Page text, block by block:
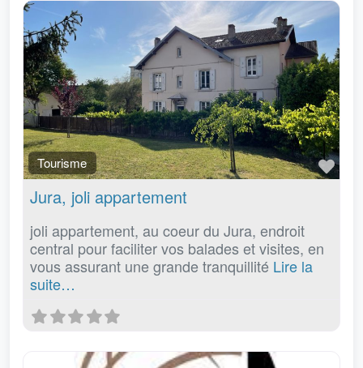
Tourisme
Jura, joli appartement
joli appartement, au coeur du Jura, endroit
central pour faciliter vos balades et visites, en
vous assurant une grande tranquillité Lire la
suite…